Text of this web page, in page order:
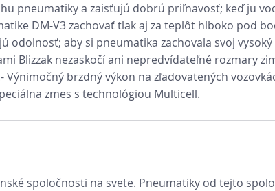
pneumatiky a zaisťujú dobrú priľnavosť; keď ju
DM-V3 zachovať tlak aj za teplôt hlboko pod
odolnosť; aby si pneumatika zachovala svoj
Blizzak nezaskočí ani nepredvídateľné rozmary
brzdný výkon na zľadovatených
zmes s technológiou Multicell.
spoločnosti na svete. Pneumatiky od tejto